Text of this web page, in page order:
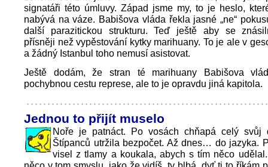
signatáři této úmluvy. Západ jsme my, to je heslo,
nabývá na váze. Babišova vláda řekla jasné „ne“
další parazitickou strukturu. Teď ještě aby se
přísněji než vypěstování kytky marihuany. To je ale v
a žádný Istanbul toho nemusí asistovat.
Ještě dodám, že stran té marihuany Babišova
pochybnou cestu represe, ale to je opravdu jiná kapitola.
Jednou to přijít muselo
Noře je patnáct. Po vosách chňapá celý svůj
Štípanců utržila bezpočet. Až dnes… do jazyka.
visel z tlamy a koukala, abych s tím něco